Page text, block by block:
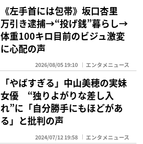
《左手首には包帯》坂口杏里
万引き逮捕→“投げ銭”暮らし→
体重100キロ目前のビジュ激変
に心配の声
2026/08/05 19:10 エンタメニュース
「やばすぎる」中山美穂の実妹
女優 “独りよがりな差し入
れ”に「自分勝手にもほどがあ
る」と批判の声
2024/07/12 19:58 エンタメニュース